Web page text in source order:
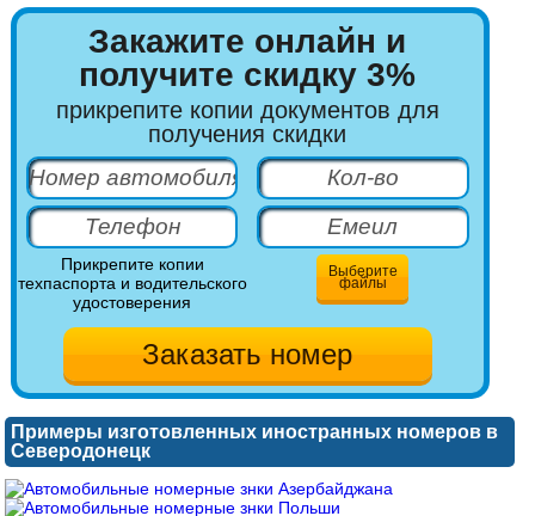
Закажите онлайн и
получите скидку 3%
прикрепите копии документов для
получения скидки
Прикрепите копии
техпаспорта и водительского
удостоверения
Выберите
файлы
Примеры изготовленных иностранных номеров в
Северодонецк